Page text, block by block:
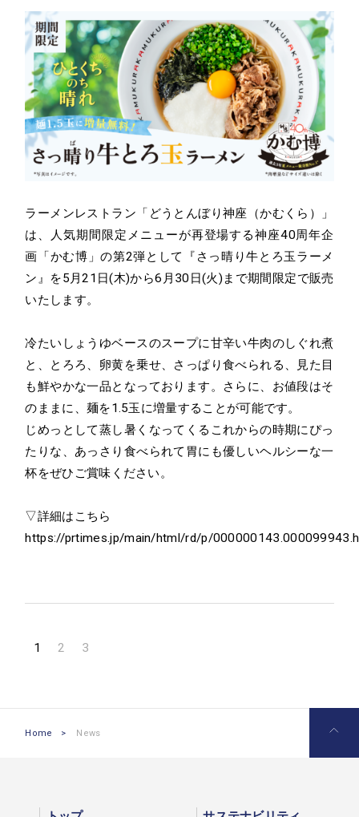
ラーメンレストラン「どうとんぼり神座（かむくら）」
は、人気期間限定メニューが再登場する神座40周年企
画「かむ博」の第2弾として『さっ晴り牛とろ玉ラーメ
ン』を5月21日(木)から6月30日(火)まで期間限定で販売
いたします。
冷たいしょうゆベースのスープに⽢⾟い⽜⾁のしぐれ煮
と、とろろ、卵黄を乗せ、さっぱり食べられる、⾒た⽬
も鮮やかな一品となっております。さらに、お値段はそ
のままに、麺を1.5玉に増量することが可能です。
じめっとして蒸し暑くなってくるこれからの時期にぴっ
たりな、あっさり食べられて胃にも優しいヘルシーな一
杯をぜひご賞味ください。
▽詳細はこちら
https://prtimes.jp/main/html/rd/p/
1 2 3
Home > News